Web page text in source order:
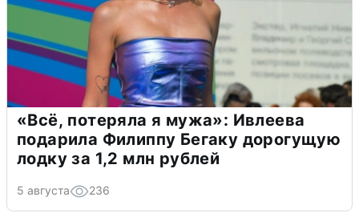
«Всё, потеряла я мужа»: Ивлеева
подарила Филиппу Бегаку дорогущую
лодку за 1,2 млн рублей
5 августа 236